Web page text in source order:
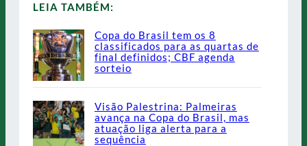
LEIA TAMBÉM:
Copa do Brasil tem os 8
classificados para as quartas de
final definidos; CBF agenda
sorteio
Visão Palestrina: Palmeiras
avança na Copa do Brasil, mas
atuação liga alerta para a
sequência